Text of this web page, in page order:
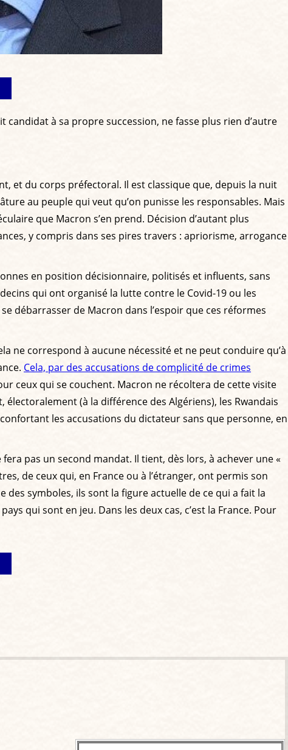
à sa propre succession, ne fasse plus rien d’autre
et du corps préfectoral. Il est classique que, depuis la nuit
au peuple qui veut qu’on punisse les responsables. Mais
que Macron s’en prend. Décision d’autant plus
y compris dans ses pires travers : apriorisme, arrogance
en position décisionnaire, politisés et influents, sans
qui ont organisé la lutte contre le Covid-19 ou les
débarrasser de Macron dans l’espoir que ces réformes
ne correspond à aucune nécessité et ne peut conduire qu’à
Cela, par des accusations de complicité de crimes
ceux qui se couchent. Macron ne récoltera de cette visite
(à la différence des Algériens), les Rwandais
les accusations du dictateur sans que personne, en
pas un second mandat. Il tient, dès lors, à achever une «
de ceux qui, en France ou à l’étranger, ont permis son
des symboles, ils sont la figure actuelle de ce qui a fait la
qui sont en jeu. Dans les deux cas, c’est la France. Pour